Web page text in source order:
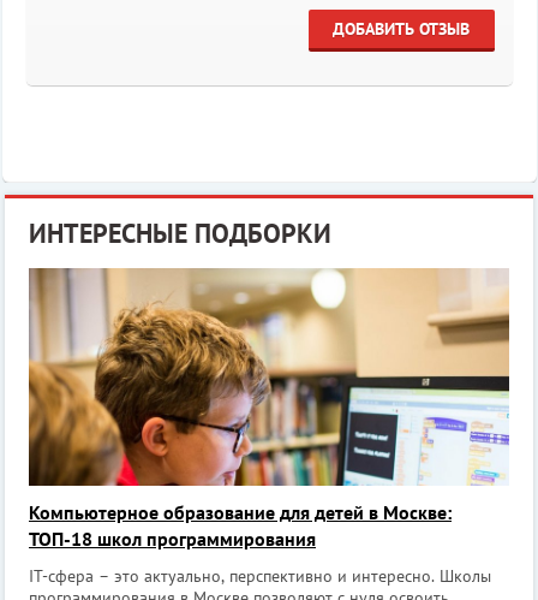
ДОБАВИТЬ ОТЗЫВ
ИНТЕРЕСНЫЕ ПОДБОРКИ
Компьютерное образование для детей в Москве:
ТОП-18 школ программирования
IT-сфера – это актуально, перспективно и интересно. Школы